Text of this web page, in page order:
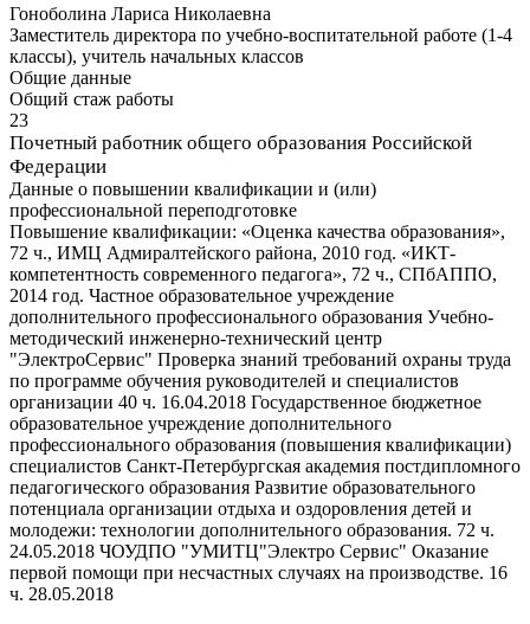
Гоноболина Лариса Николаевна
Заместитель директора по учебно-воспитательной работе (1-4
классы), учитель начальных классов
Общие данные
Общий стаж работы
23
Почетный работник общего образования Российской
Федерации
Данные о повышении квалификации и (или)
профессиональной переподготовке
Повышение квалификации: «Оценка качества образования»,
72 ч., ИМЦ Адмиралтейского района, 2010 год. «ИКТ-
компетентность современного педагога», 72 ч., СПбАППО,
2014 год. Частное образовательное учреждение
дополнительного профессионального образования Учебно-
методический инженерно-технический центр
"ЭлектроСервис" Проверка знаний требований охраны труда
по программе обучения руководителей и специалистов
организации 40 ч. 16.04.2018 Государственное бюджетное
образовательное учреждение дополнительного
профессионального образования (повышения квалификации)
специалистов Санкт-Петербургская академия постдипломного
педагогического образования Развитие образовательного
потенциала организации отдыха и оздоровления детей и
молодежи: технологии дополнительного образования. 72 ч.
24.05.2018 ЧОУДПО "УМИТЦ"Электро Сервис" Оказание
первой помощи при несчастных случаях на производстве. 16
ч. 28.05.2018